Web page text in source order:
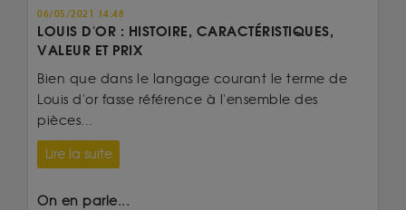
06/05/2021 14:48
LOUIS D'OR : HISTOIRE, CARACTÉRISTIQUES,
VALEUR ET PRIX
Bien que dans le langage courant le terme de
Louis d'or fasse référence à l'ensemble des
pièces...
Lire la suite
On en parle...